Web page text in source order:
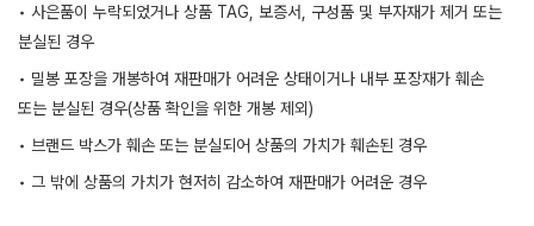
• 사은품이 누락되었거나 상품 TAG, 보증서, 구성품 및 부자재가 제거 또는
분실된 경우
• 밀봉 포장을 개봉하여 재판매가 어려운 상태이거나 내부 포장재가 훼손
또는 분실된 경우(상품 확인을 위한 개봉 제외)
• 브랜드 박스가 훼손 또는 분실되어 상품의 가치가 훼손된 경우
• 그 밖에 상품의 가치가 현저히 감소하여 재판매가 어려운 경우